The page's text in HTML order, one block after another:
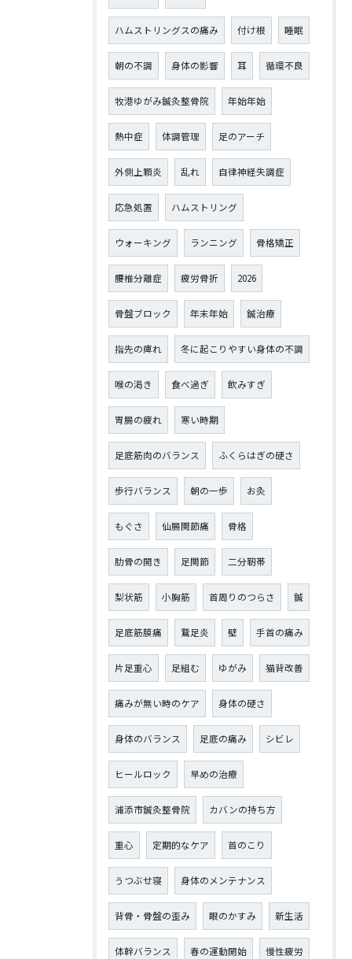
ハムストリングスの痛み 付け根 睡眠
朝の不調 身体の影響 耳 循環不良
牧港ゆがみ鍼灸整骨院 年始年始
熱中症 体調管理 足のアーチ
外側上顆炎 乱れ 自律神経失調症
応急処置 ハムストリング
ウォーキング ランニング 骨格矯正
腰椎分離症 疲労骨折 2026
骨盤ブロック 年末年始 鍼治療
指先の痺れ 冬に起こりやすい身体の不調
喉の渇き 食べ過ぎ 飲みすぎ
胃腸の疲れ 寒い時期
足底筋肉のバランス ふくらはぎの硬さ
歩行バランス 朝の一歩 お灸
もぐさ 仙腸関節痛 骨格
肋骨の開き 足関節 二分靭帯
梨状筋 小胸筋 首周りのつらさ 鍼
足底筋膜痛 鵞足炎 壁 手首の痛み
片足重心 足組む ゆがみ 猫背改善
痛みが無い時のケア 身体の硬さ
身体のバランス 足底の痛み シビレ
ヒールロック 早めの治療
浦添市鍼灸整骨院 カバンの持ち方
重心 定期的なケア 首のこり
うつぶせ寝 身体のメンテナンス
背骨・骨盤の歪み 眼のかすみ 新生活
体幹バランス 春の運動開始 慢性疲労